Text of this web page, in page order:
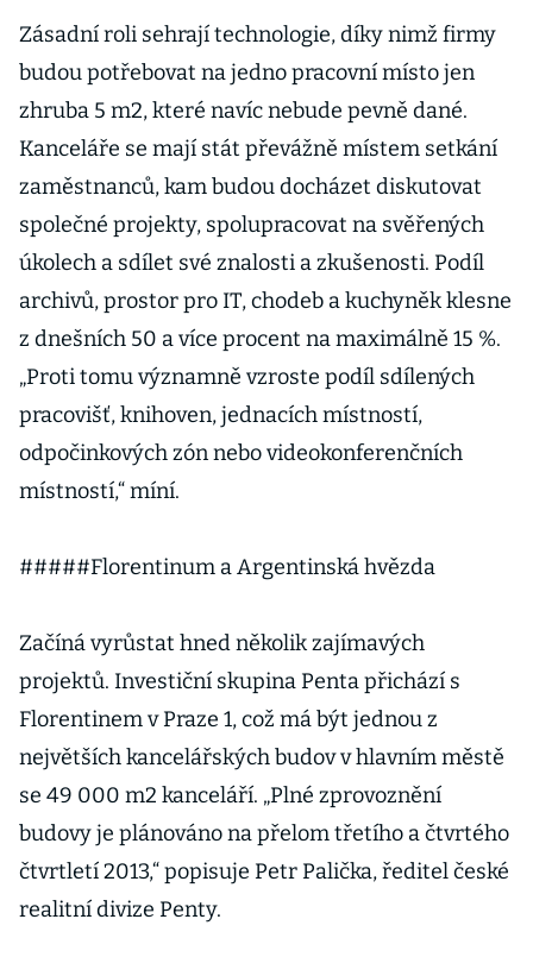
Zásadní roli sehrají technologie, díky nimž firmy
budou potřebovat na jedno pracovní místo jen
zhruba 5 m2, které navíc nebude pevně dané.
Kanceláře se mají stát převážně místem setkání
zaměstnanců, kam budou docházet diskutovat
společné projekty, spolupracovat na svěřených
úkolech a sdílet své znalosti a zkušenosti. Podíl
archivů, prostor pro IT, chodeb a kuchyněk klesne
z dnešních 50 a více procent na maximálně 15 %.
„Proti tomu významně vzroste podíl sdílených
pracovišť, knihoven, jednacích místností,
odpočinkových zón nebo videokonferenčních
místností,“ míní.
#####Florentinum a Argentinská hvězda
Začíná vyrůstat hned několik zajímavých
projektů. Investiční skupina Penta přichází s
Florentinem v Praze 1, což má být jednou z
největších kancelářských budov v hlavním městě
se 49 000 m2 kanceláří. „Plné zprovoznění
budovy je plánováno na přelom třetího a čtvrtého
čtvrtletí 2013,“ popisuje Petr Palička, ředitel české
realitní divize Penty.